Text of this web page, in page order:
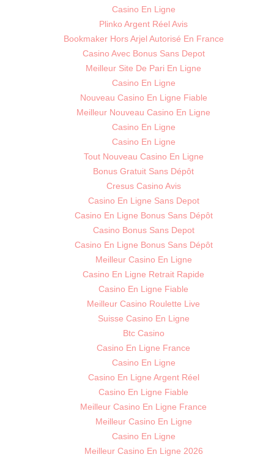
Casino En Ligne
Plinko Argent Réel Avis
Bookmaker Hors Arjel Autorisé En France
Casino Avec Bonus Sans Depot
Meilleur Site De Pari En Ligne
Casino En Ligne
Nouveau Casino En Ligne Fiable
Meilleur Nouveau Casino En Ligne
Casino En Ligne
Casino En Ligne
Tout Nouveau Casino En Ligne
Bonus Gratuit Sans Dépôt
Cresus Casino Avis
Casino En Ligne Sans Depot
Casino En Ligne Bonus Sans Dépôt
Casino Bonus Sans Depot
Casino En Ligne Bonus Sans Dépôt
Meilleur Casino En Ligne
Casino En Ligne Retrait Rapide
Casino En Ligne Fiable
Meilleur Casino Roulette Live
Suisse Casino En Ligne
Btc Casino
Casino En Ligne France
Casino En Ligne
Casino En Ligne Argent Réel
Casino En Ligne Fiable
Meilleur Casino En Ligne France
Meilleur Casino En Ligne
Casino En Ligne
Meilleur Casino En Ligne 2026